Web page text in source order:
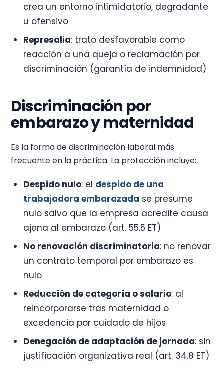
crea un entorno intimidatorio, degradante
u ofensivo
Represalia: trato desfavorable como
reacción a una queja o reclamación por
discriminación (garantía de indemnidad)
Discriminación por
embarazo y maternidad
Es la forma de discriminación laboral más
frecuente en la práctica. La protección incluye:
Despido nulo: el despido de una
trabajadora embarazada se presume
nulo salvo que la empresa acredite causa
ajena al embarazo (art. 55.5 ET)
No renovación discriminatoria: no renovar
un contrato temporal por embarazo es
nulo
Reducción de categoría o salario: al
reincorporarse tras maternidad o
excedencia por cuidado de hijos
Denegación de adaptación de jornada: sin
justificación organizativa real (art. 34.8 ET)